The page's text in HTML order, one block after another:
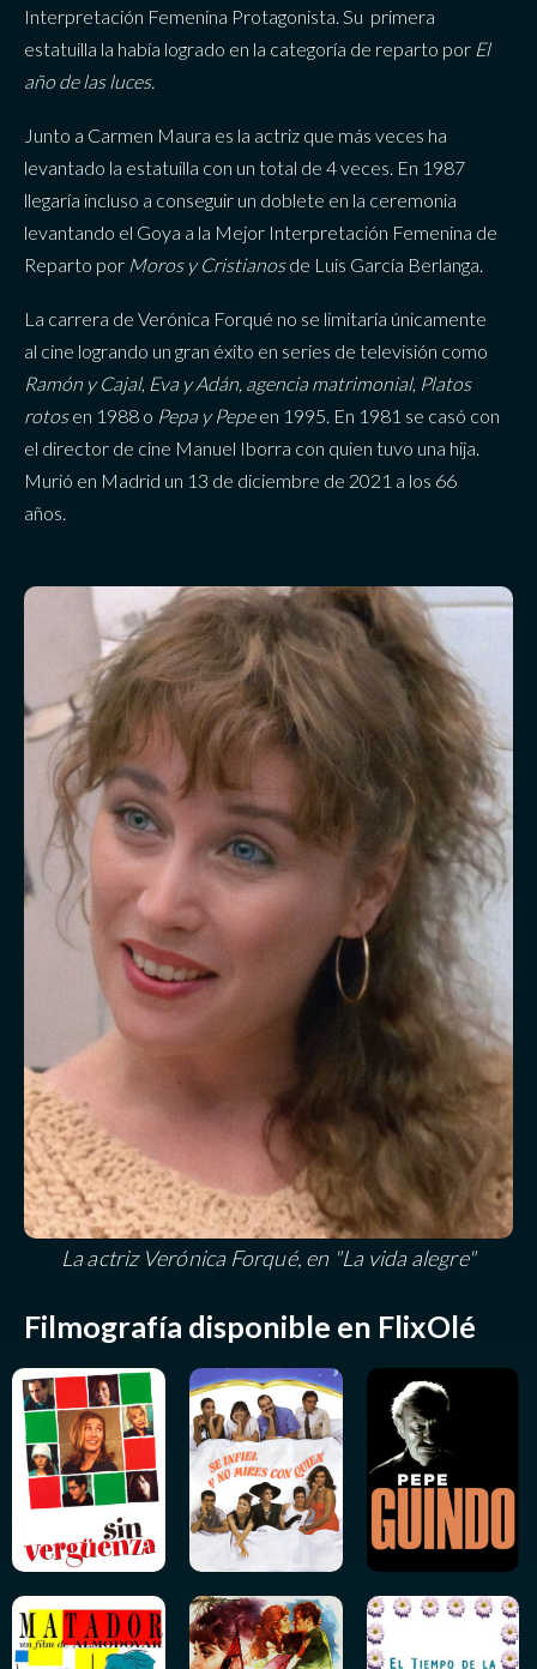
Interpretación Femenina Protagonista. Su primera
estatuilla la había logrado en la categoría de reparto por El
año de las luces.
Junto a Carmen Maura es la actriz que más veces ha
levantado la estatuilla con un total de 4 veces. En 1987
llegaría incluso a conseguir un doblete en la ceremonia
levantando el Goya a la Mejor Interpretación Femenina de
Reparto por Moros y Cristianosde Luis García Berlanga.
La carrera de Verónica Forqué no se limitaría únicamente
al cine logrando un gran éxito en series de televisión como
Ramón y Cajal, Eva y Adán, agencia matrimonial, Platos
rotosen 1988 o Pepa y Pepeen 1995. En 1981 se casó con
el director de cine Manuel Iborra con quien tuvo una hija.
Murió en Madrid un 13 de diciembre de 2021 a los 66
años.
La actriz Verónica Forqué, en "La vida alegre"
Filmografía disponible en FlixOlé